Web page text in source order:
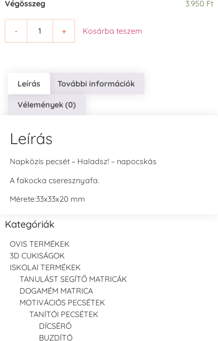
Végösszeg 3.950 Ft
- + Kosárba teszem
Leírás További információk
Vélemények (0)
Leírás
Napközis pecsét – Haladsz! – napocskás
A fakocka cseresznyafa.
Mérete:33x33x20 mm
Kategóriák
OVIS TERMÉKEK
3D CUKISÁGOK
ISKOLAI TERMÉKEK
TANULÁST SEGÍTŐ MATRICÁK
DOGAMÉM MATRICA
MOTIVÁCIÓS PECSÉTEK
TANÍTÓI PECSÉTEK
DÍCSÉRŐ
BUZDÍTÓ